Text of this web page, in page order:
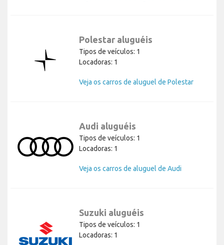
Polestar aluguéis
Tipos de veículos: 1
Locadoras: 1
Veja os carros de aluguel de Polestar
Audi aluguéis
Tipos de veículos: 1
Locadoras: 1
Veja os carros de aluguel de Audi
Suzuki aluguéis
Tipos de veículos: 1
Locadoras: 1